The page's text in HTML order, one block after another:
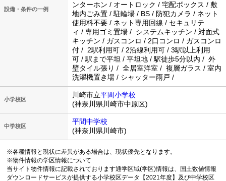
設備・条件の一例
ンターホン / オートロック / 宅配ボックス / 敷
地内ごみ置 / 駐輪場 / BS / 防犯カメラ / ネット
使用料不要 / ネット専用回線 / セキュリテ
ィ / 専用ゴミ置場 / システムキッチン / 対面式
キッチン / ガスコンロ / 2口コンロ / ガスコンロ
付 / 2駅利用可 / 2沿線利用可 / 3駅以上利用
可 / 駅まで平坦 / 平坦地 / 駅徒歩5分以内 / 外
壁タイル張り / 全居室洋室 / 複層ガラス / 室内
洗濯機置き場 / シャッター雨戸 /
小学校区
川崎市立平間小学校
(神奈川県川崎市中原区)
中学校区
平間中学校
(神奈川県川崎市)
※各種情報と現状に差異がある場合は、現状優先となります。
※物件情報の学区情報について
当サイト物件情報に記載されております通学区域(学区)情報は、国土数値情報
ダウンロードサービスが提供する小学校区データ【2021年度】及び中学校区